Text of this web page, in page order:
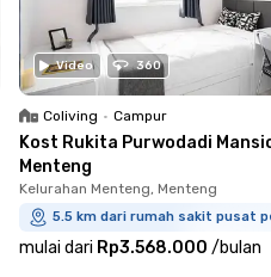
Video 360
Coliving • Campur
Kost Rukita Purwodadi
Menteng
Kelurahan Menteng, Menteng
5.5 km dari rumah sakit pusat
mulai dari Rp3.568.000 /bulan